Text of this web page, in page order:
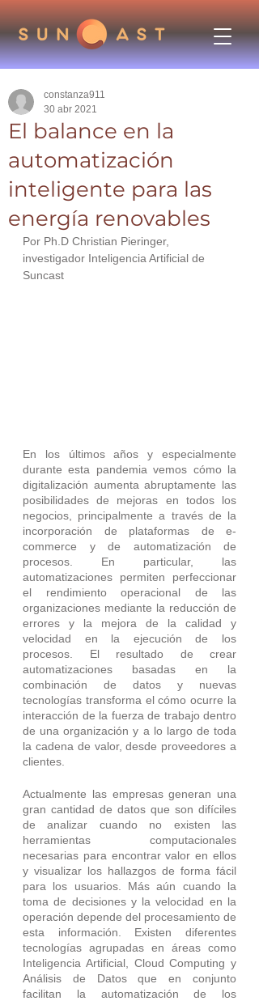
El balance en la
automatización
inteligente para las
energía renovables
constanza911
30 abr 2021
Por Ph.D Christian Pieringer,
investigador Inteligencia Artificial de
Suncast
En los últimos años y especialmente
durante esta pandemia vemos cómo la
digitalización aumenta abruptamente las
posibilidades de mejoras en todos los
negocios, principalmente a través de la
incorporación de plataformas de e-
commerce y de automatización de
procesos. En particular, las
automatizaciones permiten perfeccionar
el rendimiento operacional de las
organizaciones mediante la reducción de
errores y la mejora de la calidad y
velocidad en la ejecución de los
procesos. El resultado de crear
automatizaciones basadas en la
combinación de datos y nuevas
tecnologías transforma el cómo ocurre la
interacción de la fuerza de trabajo dentro
de una organización y a lo largo de toda
la cadena de valor, desde proveedores a
clientes.
Actualmente las empresas generan una
gran cantidad de datos que son difíciles
de analizar cuando no existen las
herramientas computacionales
necesarias para encontrar valor en ellos
y visualizar los hallazgos de forma fácil
para los usuarios. Más aún cuando la
toma de decisiones y la velocidad en la
operación depende del procesamiento de
esta información. Existen diferentes
tecnologías agrupadas en áreas como
Inteligencia Artificial, Cloud Computing y
Análisis de Datos que en conjunto
facilitan la automatización de los